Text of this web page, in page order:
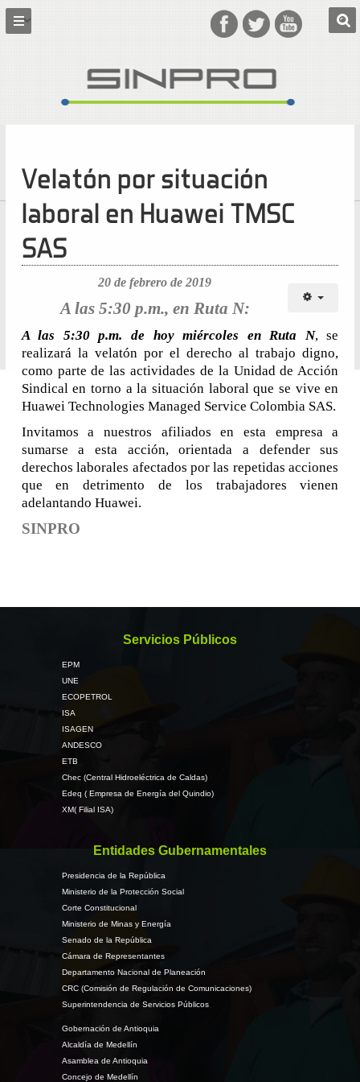
Velatón por situación
laboral en Huawei TMSC
SAS
20 de febrero de 2019
A las 5:30 p.m., en Ruta N:
A las 5:30 p.m. de hoy miércoles en Ruta N, se
realizará la velatón por el derecho al trabajo digno,
como parte de las actividades de la Unidad de Acción
Sindical en torno a la situación laboral que se vive en
Huawei Technologies Managed Service Colombia SAS.
Invitamos a nuestros afiliados en esta empresa a
sumarse a esta acción, orientada a defender sus
derechos laborales afectados por las repetidas acciones
que en detrimento de los trabajadores vienen
adelantando Huawei.
SINPRO
Servicios Públicos
EPM
UNE
ECOPETROL
ISA
ISAGEN
ANDESCO
ETB
Chec (Central Hidroeléctrica de Caldas)
Edeq ( Empresa de Energía del Quindio)
XM( Filial ISA)
Entidades Gubernamentales
Presidencia de la República
Ministerio de la Protección Social
Corte Constitucional
Ministerio de Minas y Energía
Senado de la República
Cámara de Representantes
Departamento Nacional de Planeación
CRC (Comisión de Regulación de Comunicaciones)
Superintendencia de Servicios Públicos
Gobernación de Antioquia
Alcaldía de Medellín
Asamblea de Antioquia
Concejo de Medellín